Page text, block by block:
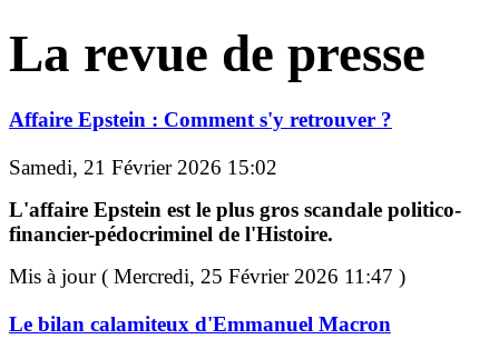
La revue de presse
Affaire Epstein : Comment s'y retrouver ?
Samedi, 21 Février 2026 15:02
L'affaire Epstein est le plus gros scandale politico-
financier-pédocriminel de l'Histoire.
Mis à jour ( Mercredi, 25 Février 2026 11:47 )
Le bilan calamiteux d'Emmanuel Macron